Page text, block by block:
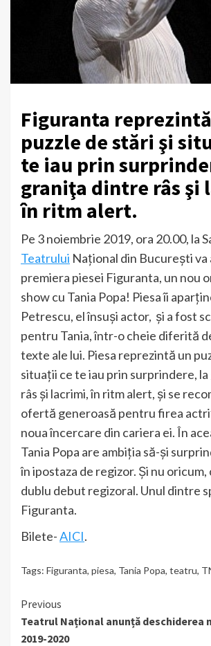
Figuranta
puzzle de stări şi
te iau prin
graniţa dintre râs şi
în ritm alert.
Pe 3 noiembrie 2019, ora 20.00, la
Teatrului Național din Bucureşti va
premiera piesei Figuranta, un nou
show cu Tania Popa! Piesa îi
Petrescu, el însuși actor, şi a fost
pentru Tania, într-o cheie diferită
texte ale lui. Piesa reprezintă un
situaţii ce te iau prin surprindere,
râs şi lacrimi, în ritm alert, şi se
ofertă generoasă pentru firea
noua încercare din cariera ei. În
Tania Popa are ambiţia să-şi
în ipostaza de regizor. Şi nu
dublu debut regizoral. Unul dintre
Figuranta.
Bilete-AICI.
Tags: Figuranta, piesa, Tania Popa, teatru,
Continue
Reading
Previous
Teatrul Național anunță deschiderea
2019-2020